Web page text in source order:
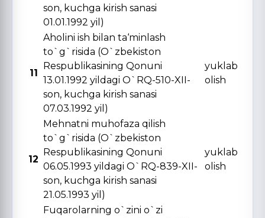
son, kuchga kirish sanasi
01.01.1992 yil)
11
Aholini ish bilan ta‘minlash
to`g`risida (O`zbekiston
Respublikasining Qonuni
13.01.1992 yildagi O`RQ-510-XII-
son, kuchga kirish sanasi
07.03.1992 yil)
yuklab
olish
12
Mehnatni muhofaza qilish
to`g`risida (O`zbekiston
Respublikasining Qonuni
06.05.1993 yildagi O`RQ-839-XII-
son, kuchga kirish sanasi
21.05.1993 yil)
yuklab
olish
Fuqarolarning o`zini o`zi